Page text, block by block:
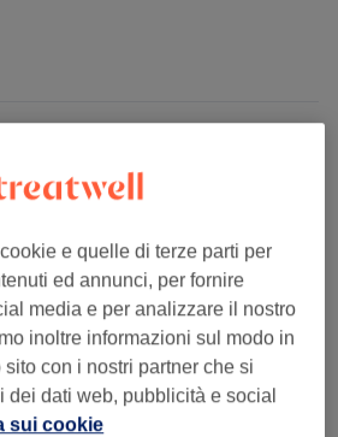
e quelle di terze parti per
ed annunci, per fornire
media e per analizzare il nostro
inoltre informazioni sul modo in
con i nostri partner che si
dei dati web, pubblicità e social
sui cookie